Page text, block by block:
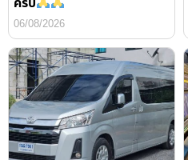
06/08/2026